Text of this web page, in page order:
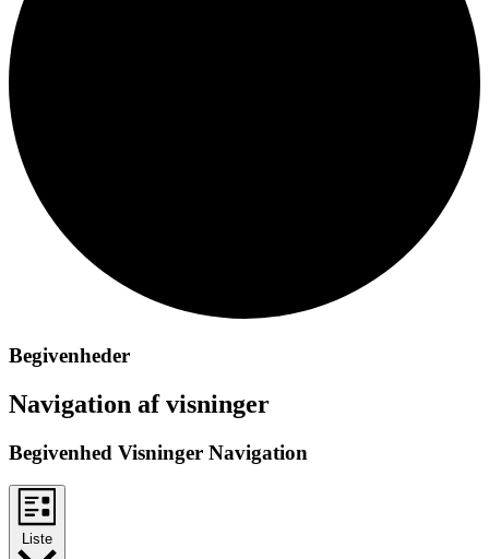
Begivenheder
Navigation af visninger
Begivenhed Visninger Navigation
Liste